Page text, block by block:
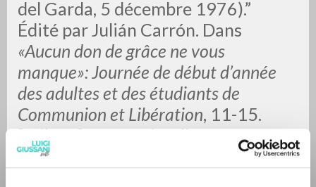
del Garda, 5 décembre 1976).”
Édité par Julián Carrón. Dans
«Aucun don de grâce ne vous
manque»: Journée de début d’année
des adultes et des étudiants de
Communion et Libération, 11-15.
[Milano]: Fraternità di
Comunione e Liberazione, 2021.
ADVANCED SEARCH »
0RESULTS FOUND